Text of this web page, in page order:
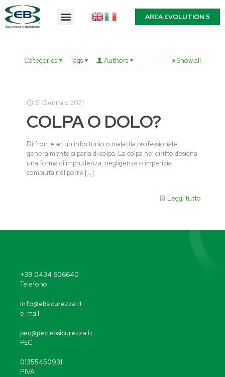
AREA EVOLUTION 5
Categories Tags Authors Show all
31 Gennaio 2021
COLPA O DOLO?
Di fronte ad un infortunio o malattia professionale
generalmente si parla di colpa. La colpa nel diritto designa
una forma di imprudenza, negligenza o imperizia
compiuta nel porre […]
Leggi tutto
+39 0434 606640
Telefono
info@ebsicurezza.it
e-mail
pec@pec.ebsicurezza.it
PEC
01355450931
P.IVA